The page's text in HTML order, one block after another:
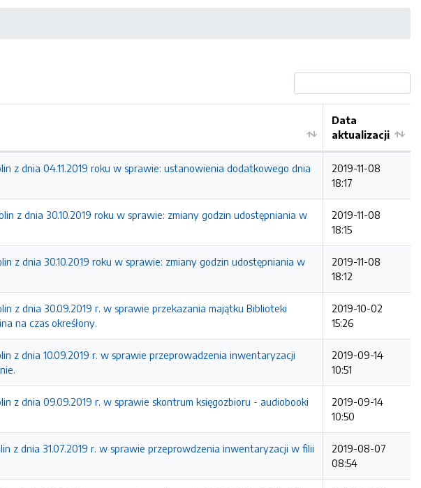
Data
aktualizacji
z dnia 04.11.2019 roku w sprawie: ustanowienia dodatkowego dnia
2019-11-08
18:17
z dnia 30.10.2019 roku w sprawie: zmiany godzin udostępniania w
2019-11-08
18:15
z dnia 30.10.2019 roku w sprawie: zmiany godzin udostępniania w
2019-11-08
18:12
z dnia 30.09.2019 r. w sprawie przekazania majątku Biblioteki
na czas okreśłony.
2019-10-02
15:26
z dnia 10.09.2019 r. w sprawie przeprowadzenia inwentaryzacji
2019-09-14
10:51
z dnia 09.09.2019 r. w sprawie skontrum księgozbioru - audiobooki
2019-09-14
10:50
z dnia 31.07.2019 r. w sprawie przeprowdzenia inwentaryzacji w filii
2019-08-07
08:54